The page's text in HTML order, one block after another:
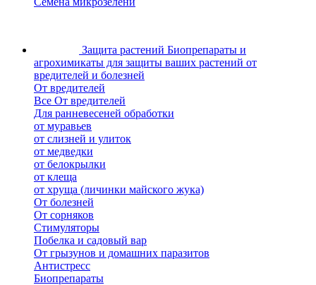
Защита растений Биопрепараты и
агрохимикаты для защиты ваших растений от
вредителей и болезней
От вредителей
Все От вредителей
Для ранневесеней обработки
от муравьев
от слизней и улиток
от медведки
от белокрылки
от клеща
от хруща (личинки майского жука)
От болезней
От сорняков
Стимуляторы
Побелка и садовый вар
От грызунов и домашних паразитов
Антистресс
Биопрепараты